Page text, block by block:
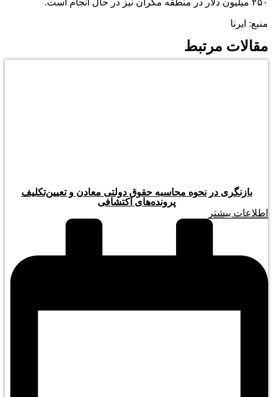
۲۵۰ میلیون دلار در منطقه مکران نیز در حال انجام است.
منبع: ایرنا
مقالات مرتبط
بازنگری در نحوه محاسبه حقوق دولتی معادن و تعیین‌تکلیف
پرونده‌های اکتشافی
اطلاعات بیشتر